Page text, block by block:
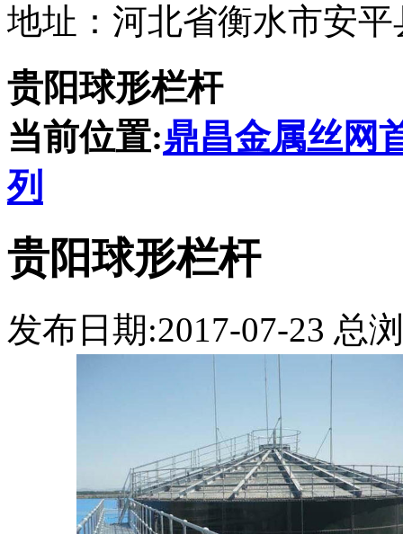
地址：河北省衡水市安
贵阳球形栏杆
当前位置:鼎昌金属丝网
列
贵阳球形栏杆
发布日期:2017-07-23 总